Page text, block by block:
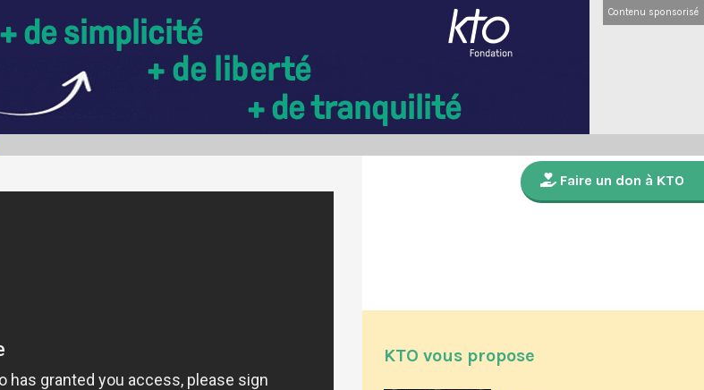
Contenu sponsorisé
Faire un don à KTO
KTO vous propose